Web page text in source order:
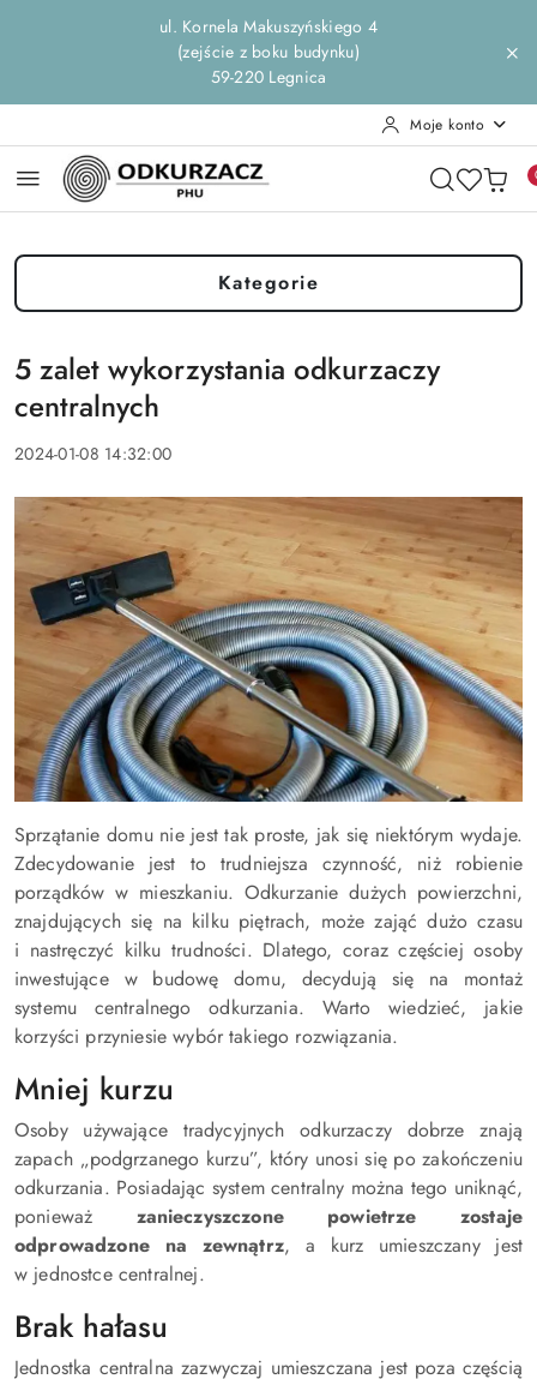
Przejdź do treści głównej
Przejdź do wyszukiwarki
Przejdź do moje konto
Przejdź do menu głównego
Przejdź do stopkiul. Kornela Makuszyńskiego 4
(zejście z boku budynku)
59-220 Legnica
Moje konto
Kategorie
5 zalet wykorzystania odkurzaczy
centralnych
2024-01-08 14:32:00
Sprzątanie domu nie jest tak proste, jak się niektórym wydaje.
Zdecydowanie jest to trudniejsza czynność, niż robienie
porządków w mieszkaniu. Odkurzanie dużych powierzchni,
znajdujących się na kilku piętrach, może zająć dużo czasu
i nastręczyć kilku trudności. Dlatego, coraz częściej osoby
inwestujące w budowę domu, decydują się na montaż
systemu centralnego odkurzania. Warto wiedzieć, jakie
korzyści przyniesie wybór takiego rozwiązania.
Mniej kurzu
Osoby używające tradycyjnych odkurzaczy dobrze znają
zapach „podgrzanego kurzu”, który unosi się po zakończeniu
odkurzania. Posiadając system centralny można tego uniknąć,
ponieważ zanieczyszczone powietrze zostaje
odprowadzone na zewnątrz, a kurz umieszczany jest
w jednostce centralnej.
Brak hałasu
Jednostka centralna zazwyczaj umieszczana jest poza częścią